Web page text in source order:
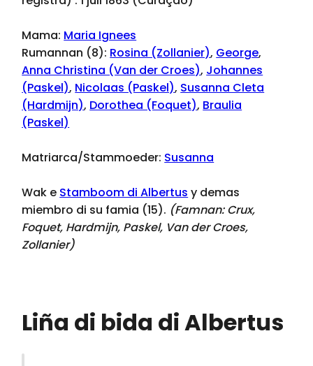
Mama: Maria Ignees
Rumannan (8): Rosina (Zollanier), George,
Anna Christina (Van der Croes), Johannes
(Paskel), Nicolaas (Paskel), Susanna Cleta
(Hardmijn), Dorothea (Foquet), Braulia
(Paskel)
Matriarca/Stammoeder: Susanna
Wak e Stamboom di Albertus y demas
miembro di su famia (15). (Famnan:Crux,
Foquet, Hardmijn, Paskel, Van der Croes,
Zollanier)
Liña di bida di Albertus